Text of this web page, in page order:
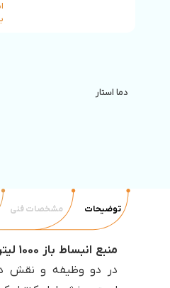
دما استار
توضیحات مشخصات فنی
منبع انبساط باز 1000 لیتری تانکر ایران
در دو وظیفه و نقش